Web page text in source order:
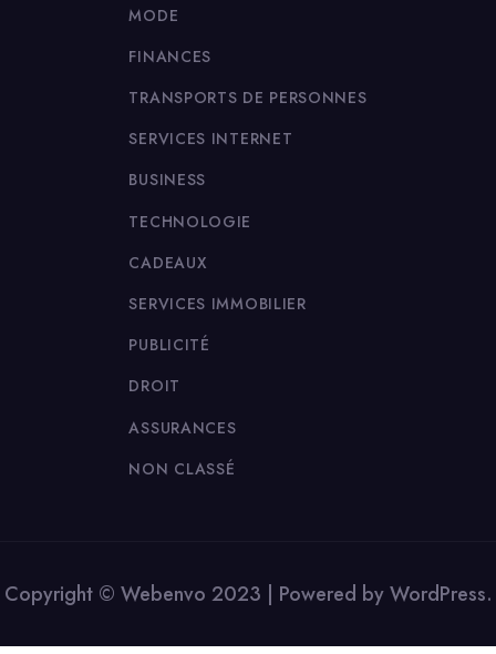
MODE
FINANCES
TRANSPORTS DE PERSONNES
SERVICES INTERNET
BUSINESS
TECHNOLOGIE
CADEAUX
SERVICES IMMOBILIER
PUBLICITÉ
DROIT
ASSURANCES
NON CLASSÉ
Copyright © Webenvo 2023 | Powered by WordPress.